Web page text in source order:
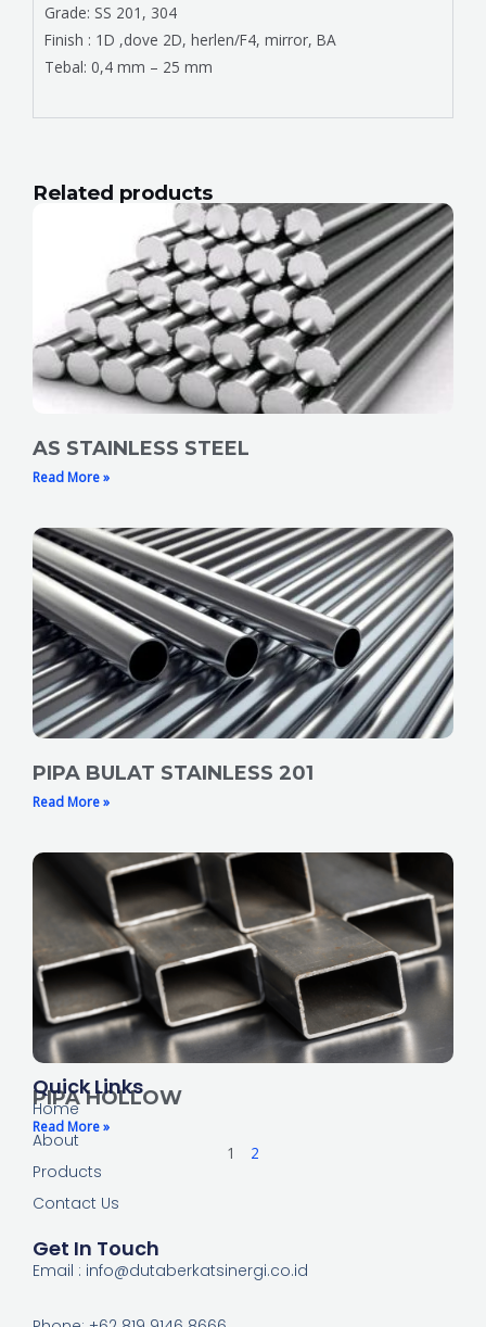
Grade: SS 201, 304
Finish : 1D ,dove 2D, herlen/F4, mirror, BA
Tebal: 0,4 mm – 25 mm
Related products
AS STAINLESS STEEL
Read More »
PIPA BULAT STAINLESS 201
Read More »
PIPA HOLLOW
Read More »
Page
1
Page
2
Quick Links
Home
About
Products
Contact Us
Get In Touch
Email : info@dutaberkatsinergi.co.id